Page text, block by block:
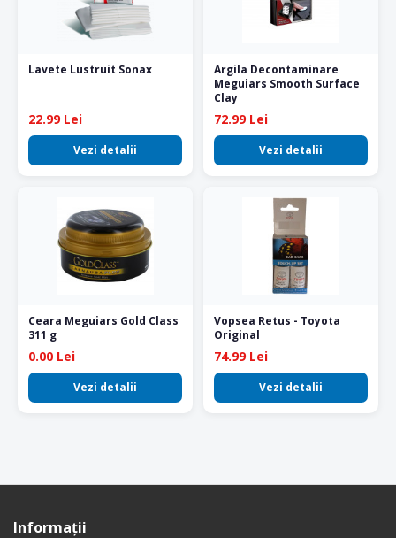
Lavete Lustruit Sonax
22.99 Lei
Vezi detalii
Argila Decontaminare
Meguiars Smooth Surface
Clay
72.99 Lei
Vezi detalii
Ceara Meguiars Gold Class
311 g
0.00 Lei
Vezi detalii
Vopsea Retus - Toyota
Original
74.99 Lei
Vezi detalii
Informaţii